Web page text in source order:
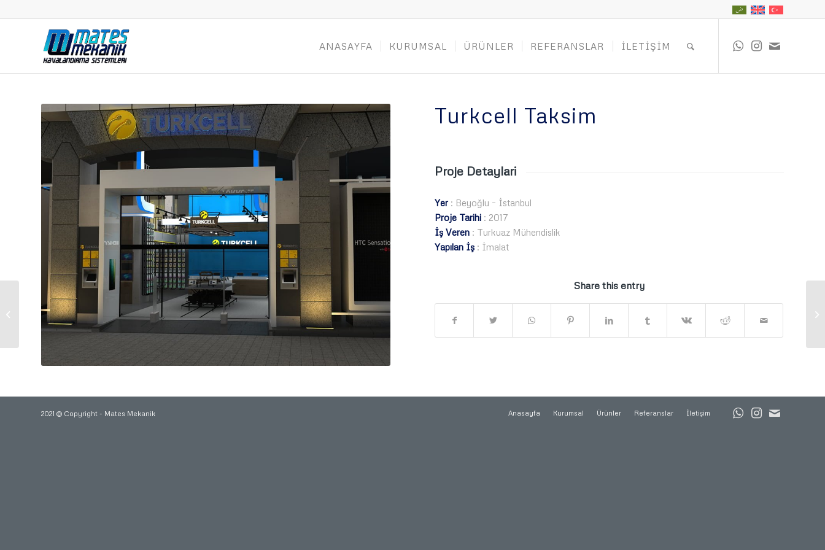
ANASAYFA KURUMSAL ÜRÜNLER REFERANSLAR İLETIŞIM
Turkcell Taksim
Proje Detaylari
Yer : Beyoğlu – İstanbul
Proje Tarihi : 2017
İş Veren : Turkuaz Mühendislik
Yapılan İş : İmalat
Share this entry
2021 © Copyright - Mates Mekanik Anasayfa Kurumsal Ürünler Referanslar İletişim
Millenium West Otel –
Yenibosna